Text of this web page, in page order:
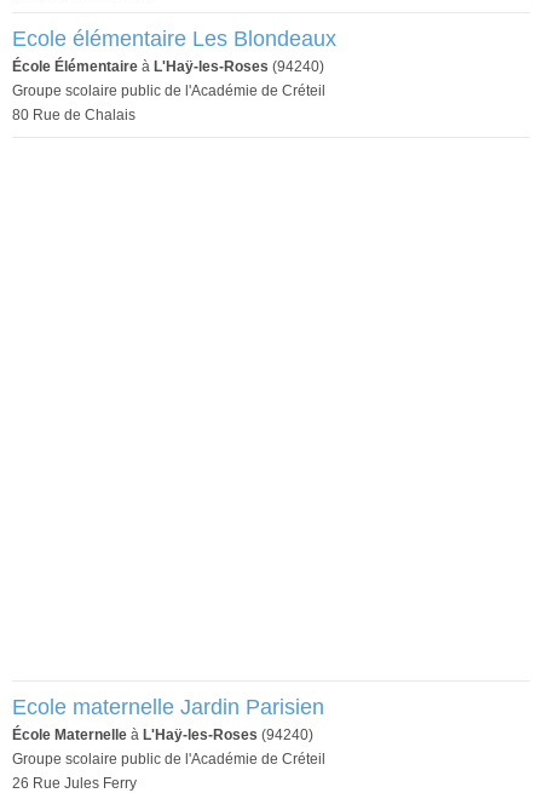
Ecole élémentaire Les Blondeaux
École Élémentaire à L'Haÿ-les-Roses (94240)
Groupe scolaire public de l'Académie de Créteil
80 Rue de Chalais
Ecole maternelle Jardin Parisien
École Maternelle à L'Haÿ-les-Roses (94240)
Groupe scolaire public de l'Académie de Créteil
26 Rue Jules Ferry